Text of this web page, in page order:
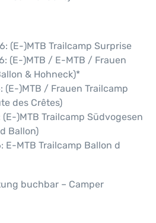
(E-)MTB Trailcamp Surprise
(E-)MTB / E-MTB / Frauen
& Hohneck)*
(E-)MTB / Frauen Trailcamp
des Crêtes)
(E-)MTB Trailcamp Südvogesen
Ballon)
E-MTB Trailcamp Ballon d
buchbar – Camper